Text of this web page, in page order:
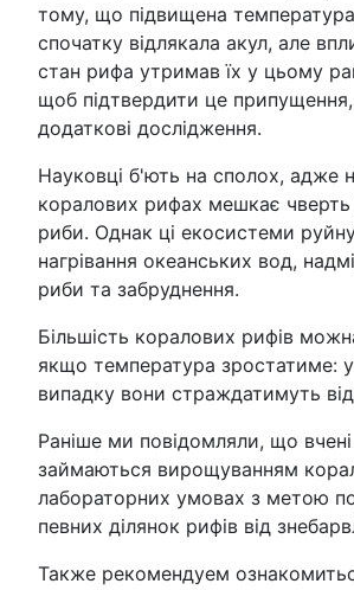
тому, що підвищена
спочатку відлякала акул, але
стан рифа утримав їх у цьому
щоб підтвердити це припущення,
додаткові дослідження.
Науковці б'ють на сполох, адже
коралових рифах мешкає чверть
риби. Однак ці екосистеми
нагрівання океанських вод,
риби та забруднення.
Більшість коралових рифів
якщо температура зростатиме:
випадку вони страждатимуть
Раніше ми повідомляли, що вчені
займаються вирощуванням
лабораторних умовах з метою
певних ділянок рифів від
Также рекомендуем